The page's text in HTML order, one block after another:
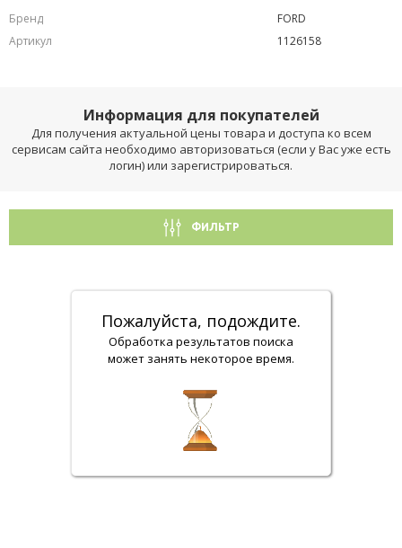
Бренд
FORD
Артикул
1126158
Информация для покупателей
Для получения актуальной цены товара и доступа ко всем
сервисам сайта необходимо авторизоваться (если у Вас уже есть
логин) или зарегистрироваться.
ФИЛЬТР
Пожалуйста, подождите.
Обработка результатов поиска
может занять некоторое время.